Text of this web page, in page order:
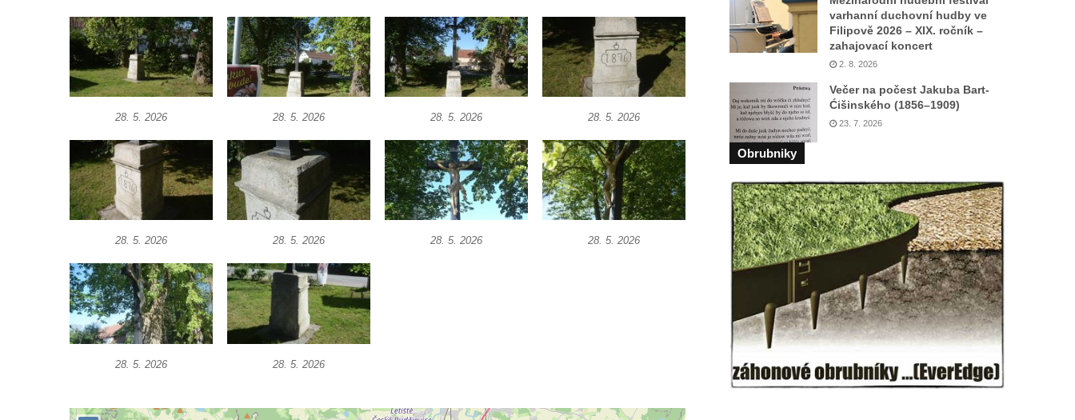
Centrální kříž hřbitova ve Velešíně
Kříž u kostela svatého Václava ve Velešíně
Kříž u brány na hřbitov ve Velešíně
Kříž u lípy Jana Gurreho v Římově
Boží muka u hřbitova v Římově
Centrální kříž hřbitova v Římově
Kříž na návsi v Plavu
Boží muka v Plavu
Kříž u Obrázku severovýchodně od
Práchně
Kříž na rozcestí u domu čp. 283 v Dolním
Görnerův kříž u silnice č. 264 v Dolním
28. 5. 2026 28. 5. 2026 28. 5. 2026 28. 5. 2026
28. 5. 2026 28. 5. 2026 28. 5. 2026 28. 5. 2026
28. 5. 2026 28. 5. 2026
varhanní duchovní hudby ve
Filipově 2026 – XIX. ročník –
zahajovací koncert
2. 8. 2026
Večer na počest Jakuba Bart-
Ćišinského (1856–1909)
23. 7. 2026
Obrubniky